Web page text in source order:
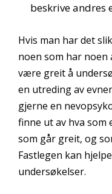
beskrive andres
Hvis man har det
noen som har noen
være greit å
en utreding av
gjerne en
finne ut av hva som
som går greit, og
Fastlegen kan
undersøkelser.